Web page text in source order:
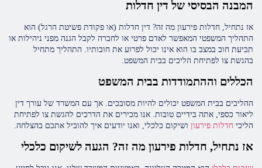
המבנה הבסיסי של דין חדלות
אז נתחיל, חדלות פירעון מה זה? דין חדלות (או פקודת פשיטת הרגל) הוא
התהליך המשפטי המאפשר לאדם פרטי או לחברה לקבל הגנה מפני ניהילות או
תביעת חוב במצב בו הוא אינו יכול לפרוע את חובותיו. התהליך מתחיל
בהגשת צו לפתיחת הליכים בבית המשפט.
הכללים וההתמודדות בבית המשפט
ההליכים בבית המשפט יכולים להיות מסובכים. אך עם המשרד של עורך דין
ליאור כספי, אתה בידיים טובות. אנו מכירים את הדרכים להגשת צו לפתיחת
הליכי חדלות פירעון ושיקום כלכלי, ואנו יודעים איך להוביל אתכם בהצלחה.
אז נתחיל, חדלות פירעון מה זה? הגעה לשיקום כלכלי